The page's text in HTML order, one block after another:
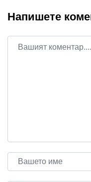
Напишете